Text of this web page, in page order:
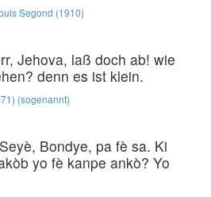
Segond (1910)
Jehova, laß doch ab! wie
denn es ist klein.
(sogenannt)
Bondye, pa fè sa. Ki
yo fè kanpe ankò? Yo